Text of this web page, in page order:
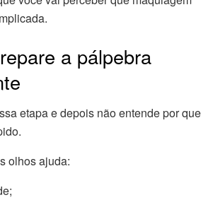
a pálpebra
etapa e depois não entende por que
olhos ajuda: